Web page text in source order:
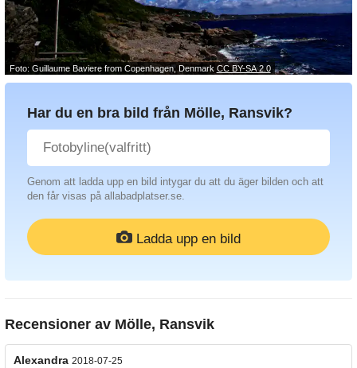
Foto: Guillaume Baviere from Copenhagen, Denmark CC BY-SA 2.0
Har du en bra bild från Mölle, Ransvik?
Genom att ladda upp en bild intygar du att du äger bilden och att
den får visas på allabadplatser.se.
Ladda upp en bild
Recensioner av Mölle, Ransvik
Alexandra 2018-07-25